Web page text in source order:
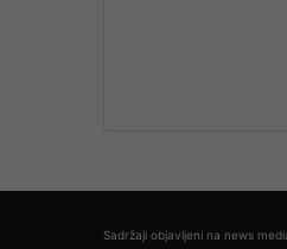
Sadržaji objavljeni na news